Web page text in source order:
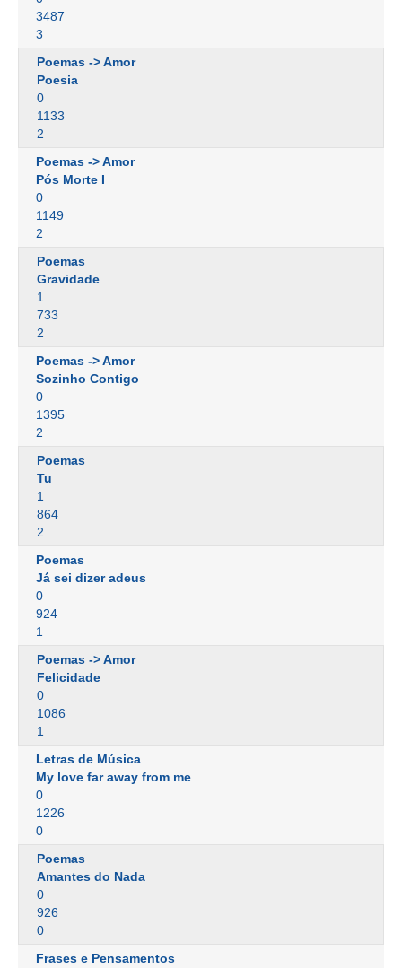
3487
3
Poemas -> Amor
Poesia
0
1133
2
Poemas -> Amor
Pós Morte I
0
1149
2
Poemas
Gravidade
1
733
2
Poemas -> Amor
Sozinho Contigo
0
1395
2
Poemas
Tu
1
864
2
Poemas
Já sei dizer adeus
0
924
1
Poemas -> Amor
Felicidade
0
1086
1
Letras de Música
My love far away from me
0
1226
0
Poemas
Amantes do Nada
0
926
0
Frases e Pensamentos